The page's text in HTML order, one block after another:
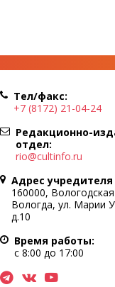
Тел/факс:
+7 (8172) 21-04-24
Редакционно-
отдел:
rio@cultinfo.ru
Адрес
160000,
Вологда, ул. Марии
д.10
Время работы:
с 8:00 до 17:00